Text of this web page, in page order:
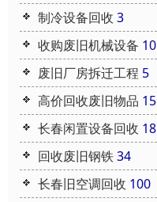
制冷设备回收 3
收购废旧机械设备 10
废旧厂房拆迁工程 5
高价回收废旧物品 15
长春闲置设备回收 18
回收废旧钢铁34
长春旧空调回收 100